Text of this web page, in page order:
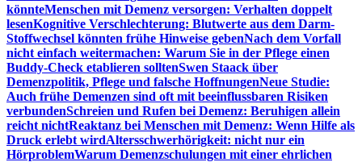
könnteMenschen mit Demenz versorgen: Verhalten doppelt
lesenKognitive Verschlechterung: Blutwerte aus dem Darm-
Stoffwechsel könnten frühe Hinweise gebenNach dem Vorfall
nicht einfach weitermachen: Warum Sie in der Pflege einen
Buddy-Check etablieren solltenSwen Staack über
Demenzpolitik, Pflege und falsche HoffnungenNeue Studie:
Auch frühe Demenzen sind oft mit beeinflussbaren Risiken
verbundenSchreien und Rufen bei Demenz: Beruhigen allein
reicht nichtReaktanz bei Menschen mit Demenz: Wenn Hilfe als
Druck erlebt wirdAltersschwerhörigkeit: nicht nur ein
HörproblemWarum Demenzschulungen mit einer ehrlichen